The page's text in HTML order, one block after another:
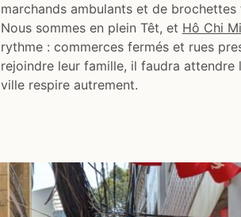
marchands ambulants et de
Nous sommes en plein Têt, et Hô Chi
rythme : commerces fermés et rues
rejoindre leur famille, il faudra
ville respire autrement.